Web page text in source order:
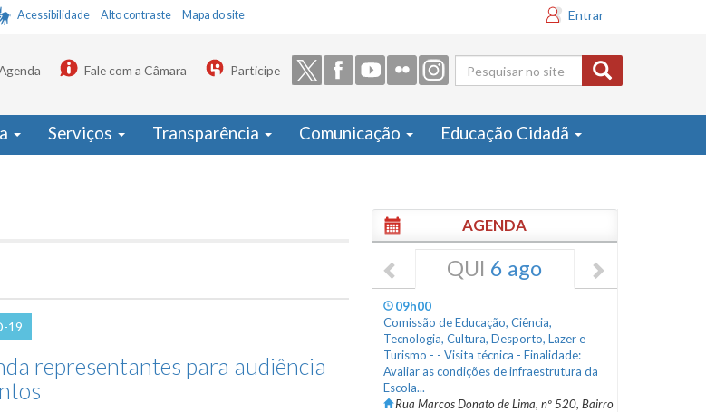
Acessibilidade Alto contraste Mapa do site Entrar
Formulário
de busca
Fale com a Câmara Participe
Serviços Transparência Comunicação Educação Cidadã
19
representantes para audiência
AGENDA
QUI 6 ago
09h00
Comissão de Educação, Ciência,
Tecnologia, Cultura, Desporto, Lazer e
Turismo - - Visita técnica - Finalidade:
Avaliar as condições de infraestrutura da
Escola...
Rua Marcos Donato de Lima, nº 520, Bairro